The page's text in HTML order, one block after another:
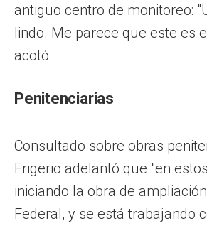
antiguo centro de monitoreo:
lindo. Me parece que este es
acotó.
Penitenciarias
Consultado sobre obras
Frigerio adelantó que "en
iniciando la obra de
Federal, y se está trabajando